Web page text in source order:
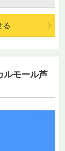
る
ルモール芦